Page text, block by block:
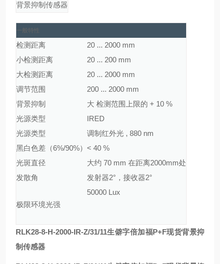
背景抑制传感器
一般特性
检测距离
20 ... 2000 mm
小检测距离
20 ... 200 mm
大检测距离
20 ... 2000 mm
调节范围
200 ... 2000 mm
背景抑制
大 检测范围上限的 + 10 %
光源类型
IRED
光源类型
调制红外光 , 880 nm
黑白色差（6%/90%） < 40 %
光斑直径
大约 70 mm 在距离2000mm处
发散角
发射器2°，接收器2°
极限环境光强
50000 Lux
RLK28-8-H-2000-IR-Z/31/11生僻字倍加福P+F现货背景抑
制传感器